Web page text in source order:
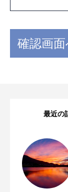
最近の